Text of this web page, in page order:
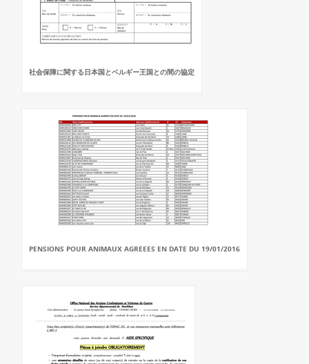
社会保障に関する日本国とベルギー王国との間の協定
PENSIONS POUR ANIMAUX AGREEES EN DATE DU 19/01/2016